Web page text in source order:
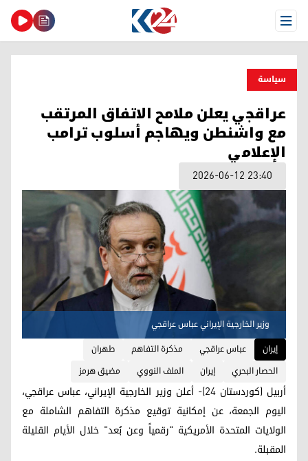
Open Menu
سیاسة
عراقجي يعلن ملامح الاتفاق المرتقب
مع واشنطن ويهاجم أسلوب ترامب
الإعلامي
2026-06-12 23:40
وزير الخارجية الإيراني عباس عراقجي
إيران
عباس عراقجي مذكرة التفاهم
طهران
الحصار البحري
إيران الملف النووي مضيق هرمز
أربيل (كوردستان 24)- أعلن وزير الخارجية الإيراني، عباس عراقجي،
اليوم الجمعة، عن إمكانية توقيع مذكرة التفاهم الشاملة مع
الولايات المتحدة الأمريكية "رقمياً وعن بُعد" خلال الأيام القليلة
المقبلة.